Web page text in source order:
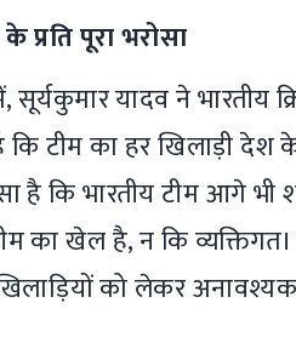
प्रति पूरा भरोसा
यादव ने भारतीय
कि टीम का हर खिलाड़ी
है कि भारतीय टीम आगे भी
का खेल है, न कि
को लेकर